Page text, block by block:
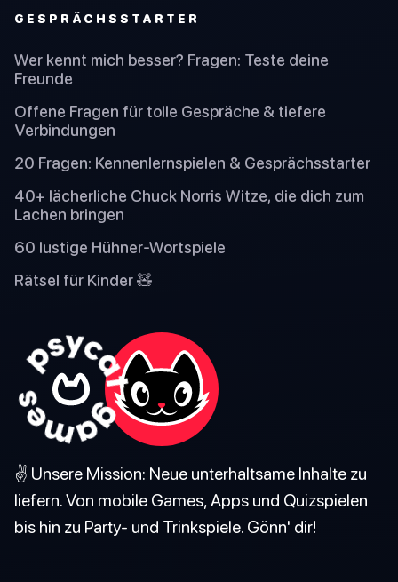
GESPRÄCHSSTARTER
Wer kennt mich besser? Fragen: Teste deine
Freunde
Offene Fragen für tolle Gespräche & tiefere
Verbindungen
20 Fragen: Kennenlernspielen & Gesprächsstarter
40+ lächerliche Chuck Norris Witze, die dich zum
Lachen bringen
60 lustige Hühner-Wortspiele
Rätsel für Kinder 🧸
✌️ Unsere Mission: Neue unterhaltsame Inhalte zu
liefern. Von mobile Games, Apps und Quizspielen
bis hin zu Party- und Trinkspiele. Gönn' dir!